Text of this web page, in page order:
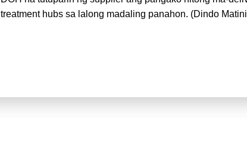
treatment hubs sa lalong madaling panahon. (Dindo